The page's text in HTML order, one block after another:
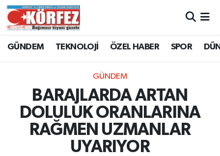
GÜNDEM TEKNOLOJİ ÖZEL HABER SPOR
GÜNDEM
BARAJLARDA ARTAN
DOLULUK ORANLARINA
RAĞMEN UZMANLAR
UYARIYOR
Trafik Durumu
Süper Lig Puan Durumu ve Fikstür
Tüm Manşetler
Son Dakika Haberleri